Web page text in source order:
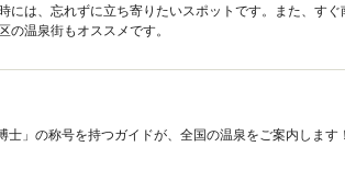
には、忘れずに立ち寄りたいスポットです。また、す
の温泉街もオススメです。
士」の称号を持つガイドが、全国の温泉をご案内します！